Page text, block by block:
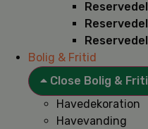
Bolig & Fritid
Close Bolig &
Havedekoration
Havevanding